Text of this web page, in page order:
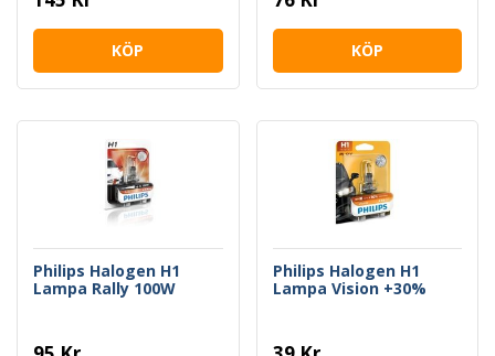
KÖP KÖP
Philips Halogen H1
Lampa Rally 100W
Philips Halogen H1
Lampa Vision +30%